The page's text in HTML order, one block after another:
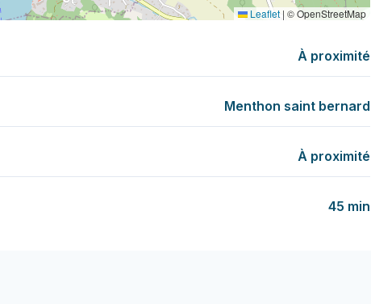
Leaflet | © OpenStreetMap
À proximité
Menthon saint bernard
À proximité
45 min